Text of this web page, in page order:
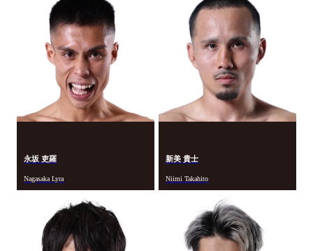
永坂 吏羅
Nagasaka Lyra
新美 貴士
Niimi Takahito